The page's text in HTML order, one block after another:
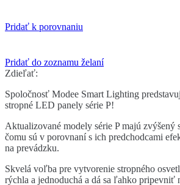
Pridať k porovnaniu
Pridať do zoznamu želaní
Zdieľať:
Spoločnosť Modee Smart Lighting
stropné LED panely série P!
Aktualizované modely série P majú zvýšený
čomu sú v porovnaní s ich predchodcami
na prevádzku.
Skvelá voľba pre vytvorenie stropného
rýchla a jednoduchá a dá sa ľahko pripevniť